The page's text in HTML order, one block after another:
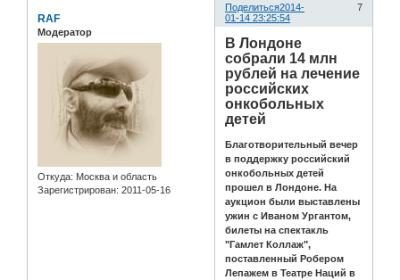
Поделиться 7
2014-
01-14 23:25:54
RAF
Модератор
Откуда: Москва и область
Зарегистрирован: 2011-05-16
В Лондоне
собрали 14 млн
рублей на лечение
российских
онкобольных
детей
Благотворительный вечер
в поддержку российский
онкобольных детей
прошел в Лондоне. На
аукцион были выставлены
ужин с Иваном Ургантом,
билеты на спектакль
"Гамлет Коллаж",
поставленный Робером
Лепажем в Театре Наций в